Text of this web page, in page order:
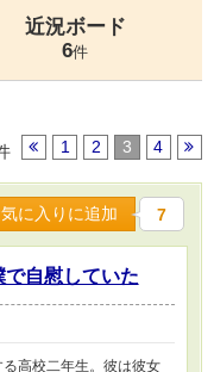
近況ボード
6件
1 2 3 4
に入りに追加 7
自慰していた
高校二年生。彼は彼女